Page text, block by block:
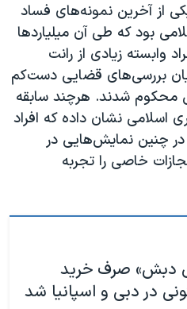
از آخرین نمونه‌های فساد
بود که طی آن میلیاردها
وابسته زیادی از رانت
بررسی‌های قضایی دست‌کم
شدند. هرچند سابقه
اسلامی نشان داده که افراد
چنین نمایش‌هایی در
خاصی را تجربه
دبش» صرف خرید
در دبی و اسپانیا شد